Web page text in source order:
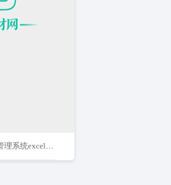
财务费用年度支出记账管理系统excel表格模板